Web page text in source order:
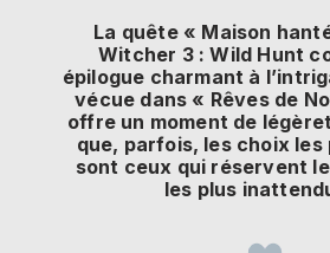
La quête « Maison
Witcher 3 : Wild Hunt
épilogue charmant à
vécue dans « Rêves de
offre un moment de
que, parfois, les choix les
sont ceux qui réservent
les plus